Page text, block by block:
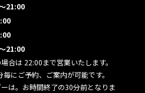
21:00
21:00
合は 22:00まで営業いたします。
にご予約、ご案内が可能です。
は。お時間終了の30分前となりま